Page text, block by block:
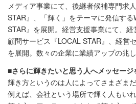
メディア事業にて、後継者候補専門求
STAR』、「輝く」をテーマに発信す
STAR』を展開。経営支援事業にて、
顧問サービス『LOCAL STAR』、経営
を展開。数々の企業に業績アップの兆し
■さらに輝きたいと思う人へメッセージ
輝き方というのは人によってさまざまだ
例えば、会社という場所で輝く人もい